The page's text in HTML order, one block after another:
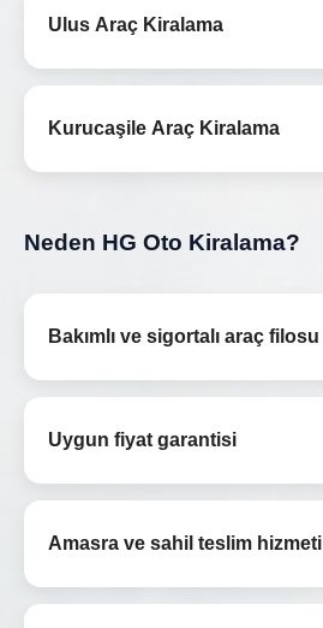
Ulus Araç Kiralama
Kurucaşile Araç Kiralama
Neden HG Oto Kiralama?
Bakımlı ve sigortalı araç filosu
Uygun fiyat garantisi
Amasra ve sahil teslim hizmeti